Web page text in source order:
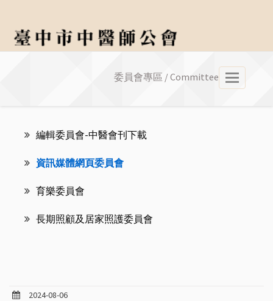
選
委員會專區 / Committee
編輯委員會-中醫會刊下載
資訊媒體網頁委員會
育樂委員會
長期照顧及居家照護委員會
2024-08-06